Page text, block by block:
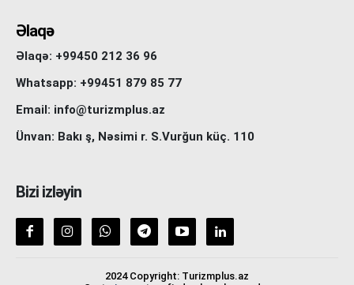
Əlaqə
Əlaqə: +99450 212 36 96
Whatsapp: +99451 879 85 77
Email: info@turizmplus.az
Ünvan: Bakı ş, Nəsimi r. S.Vurğun küç. 110
Bizi izləyin
2024 Copyright: Turizmplus.az